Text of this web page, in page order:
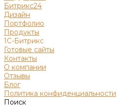
Битрикс24
Дизайн
Портфолио
Продукты
1С-Битрикс
Готовые сайты
Контакты
О компании
Отзывы
Блог
Политика конфиденциальности
Поиск